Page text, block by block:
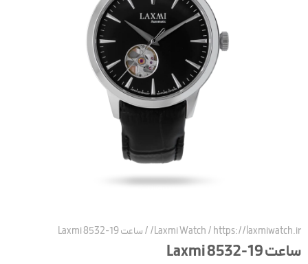
Laxmi Watch/https://laxmiwatch.ir/
/ساعت Laxmi 8532-19
ساعت Laxmi 8532-19